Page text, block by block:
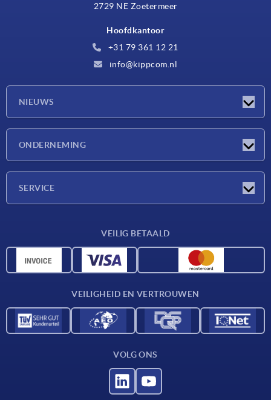
2729 NE Zoetermeer
Hoofdkantoor
+31 79 361 12 21
info@kippcom.nl
NIEUWS
ONDERNEMING
SERVICE
CAD-gegevens
VEILIG BETAALD
VEILIGHEID EN VERTROUWEN
VOLG ONS